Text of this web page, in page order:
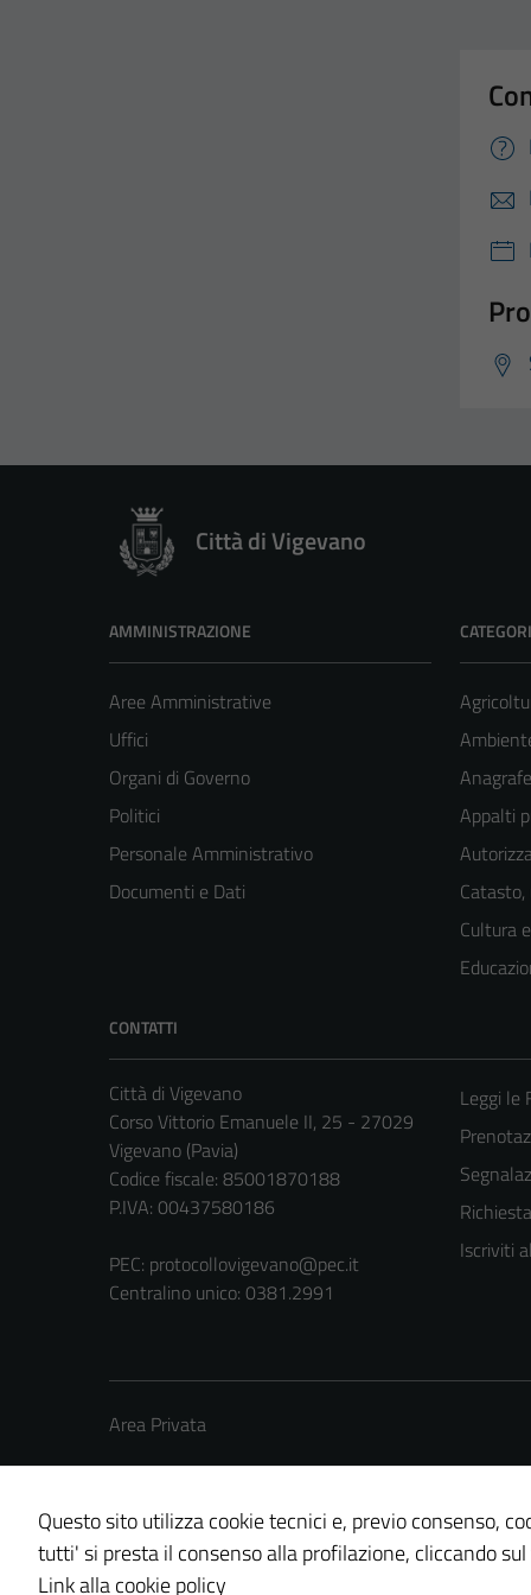
Città di Vigevano
AMMINISTRAZIONE
Aree Amministrative
Uffici
Organi di Governo
Politici
Personale Amministrativo
Documenti e Dati
Appalti
Catasto,
Cultura
CONTATTI
Città di Vigevano
Corso Vittorio Emanuele II, 25 - 27029
Vigevano (Pavia)
Codice fiscale: 85001870188
P.IVA: 00437580186
PEC: protocollovigevano@pec.it
Centralino unico: 0381.2991
Leggi le
Iscriviti
Area Privata
Credits: © Technical Design s.r.l.
Questo sito utilizza cookie tecnici e, previo consenso,
tutti' si presta il consenso alla profilazione, cliccando
Link alla cookie policy